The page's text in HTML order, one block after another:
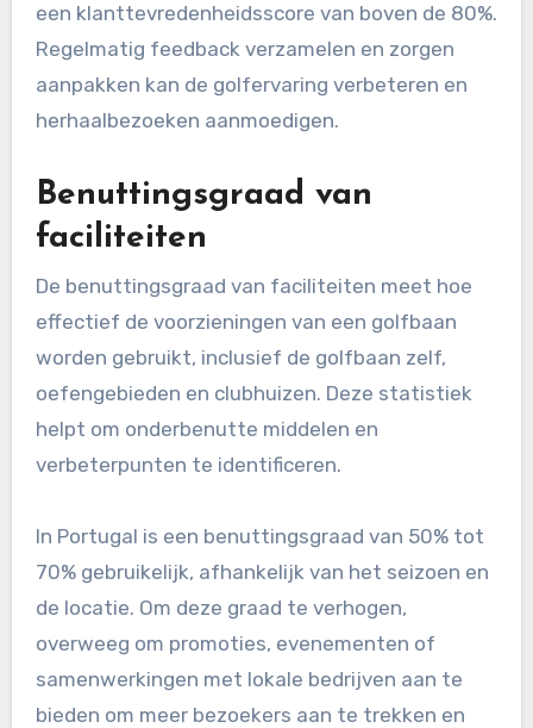
een klanttevredenheidsscore van boven de 80%.
Regelmatig feedback verzamelen en zorgen
aanpakken kan de golfervaring verbeteren en
herhaalbezoeken aanmoedigen.
Benuttingsgraad van
faciliteiten
De benuttingsgraad van faciliteiten meet hoe
effectief de voorzieningen van een golfbaan
worden gebruikt, inclusief de golfbaan zelf,
oefengebieden en clubhuizen. Deze statistiek
helpt om onderbenutte middelen en
verbeterpunten te identificeren.
In Portugal is een benuttingsgraad van 50% tot
70% gebruikelijk, afhankelijk van het seizoen en
de locatie. Om deze graad te verhogen,
overweeg om promoties, evenementen of
samenwerkingen met lokale bedrijven aan te
bieden om meer bezoekers aan te trekken en